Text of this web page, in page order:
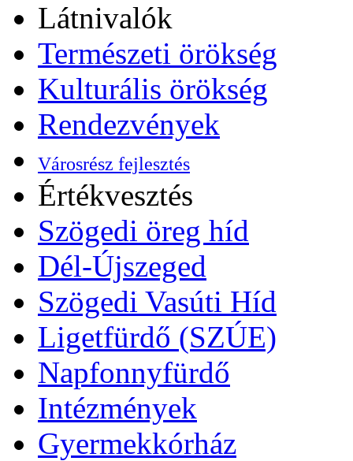
Látnivalók
Természeti örökség
Kulturális örökség
Rendezvények
Városrész fejlesztés
Értékvesztés
Szögedi öreg híd
Dél-Újszeged
Szögedi Vasúti Híd
Ligetfürdő (SZÚE)
Napfonnyfürdő
Intézmények
Gyermekkórház